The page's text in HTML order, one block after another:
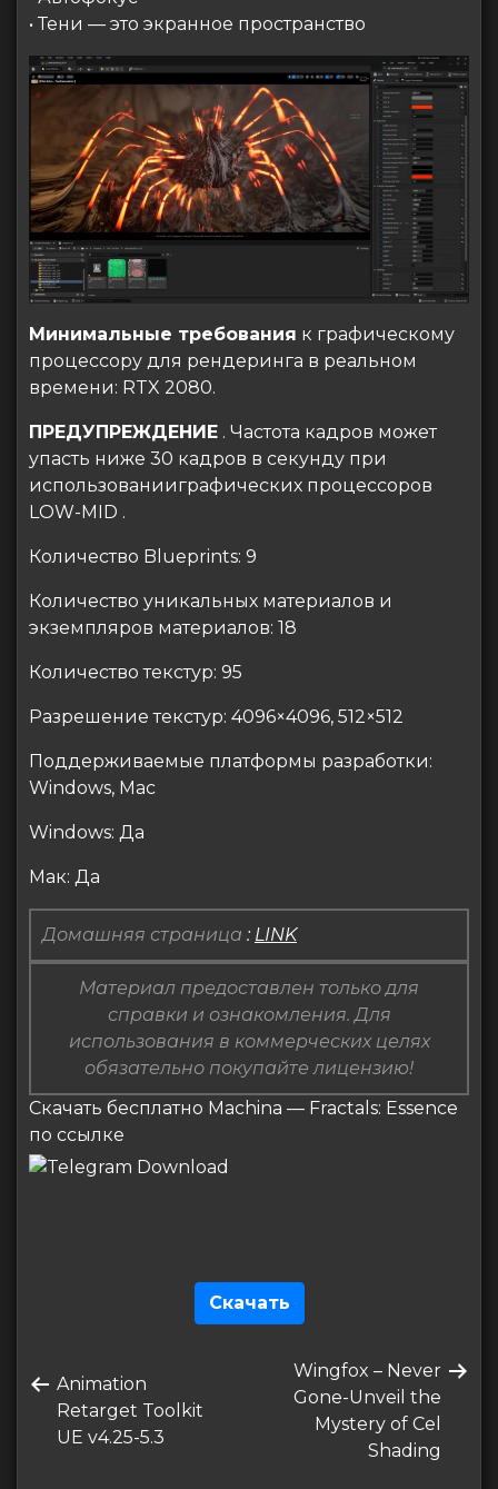
• Тени — это экранное пространство
Минимальные требования к графическому
процессору для рендеринга в реальном
времени: RTX 2080.
ПРЕДУПРЕЖДЕНИЕ . Частота кадров может
упасть ниже 30 кадров в секунду при
использованииграфических процессоров
LOW-MID .
Количество Blueprints: 9
Количество уникальных материалов и
экземпляров материалов: 18
Количество текстур: 95
Разрешение текстур: 4096×4096, 512×512
Поддерживаемые платформы разработки:
Windows, Mac
Windows: Да
Мак: Да
Домашняя страница : LINK
Материал предоставлен только для
справки и ознакомления. Для
использования в коммерческих целях
обязательно покупайте лицензию!
Скачать бесплатно Machina — Fractals: Essence
по ссылке
Скачать
по
записям
Предыдущая
запись
Animation
Retarget Toolkit
UE v4.25-5.3
Следующая
запись
Wingfox – Never
Gone-Unveil the
Mystery of Cel
Shading